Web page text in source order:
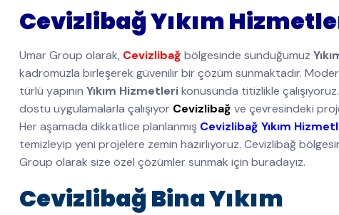
Cevizlibağ Yıkım
Umar Group olarak, Cevizlibağ bölgesinde sunduğumuz
kadromuzla birleşerek güvenilir bir çözüm sunmaktadır.
türlü yapının Yıkım Hizmetlerikonusunda titizlikle
dostu uygulamalarla çalışıyor Cevizlibağ ve çevresindeki
Her aşamada dikkatlice planlanmış Cevizlibağ Yıkım
temizleyip yeni projelere zemin hazırlıyoruz. Cevizlibağ
Group olarak size özel çözümler sunmak için buradayız.
Cevizlibağ Bina Yıkım